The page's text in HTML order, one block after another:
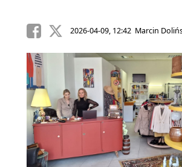
2026-04-09, 12:42 Marcin